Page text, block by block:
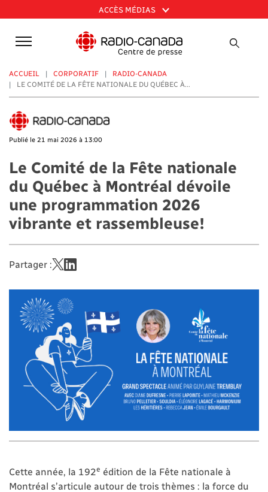
au
contenu
principal
ACCÈS MÉDIAS
ACCUEIL CORPORATIF
RADIO-CANADA
LE COMITÉ DE LA FÊTE NATIONALE DU QUÉBEC À...
Publié le 21 mai 2026 à 13:00
Le Comité de la Fête nationale
du Québec à Montréal dévoile
une programmation 2026
vibrante et rassembleuse!
Partager :
Cette année, la 192e édition de la Fête nationale à
Montréal s’articule autour de trois thèmes : la force du